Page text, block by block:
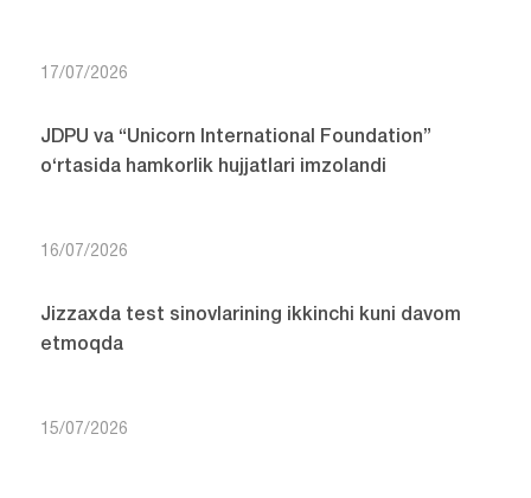
17/07/2026
JDPU va “Unicorn International Foundation”
o‘rtasida hamkorlik hujjatlari imzolandi
16/07/2026
Jizzaxda test sinovlarining ikkinchi kuni davom
etmoqda
15/07/2026